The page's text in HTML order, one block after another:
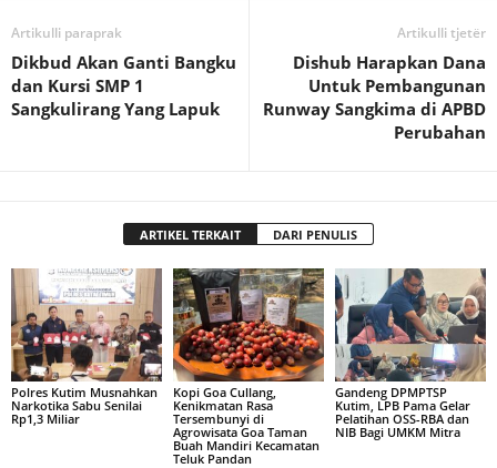
Artikulli paraprak
Dikbud Akan Ganti Bangku
dan Kursi SMP 1
Sangkulirang Yang Lapuk
Artikulli tjetër
Dishub Harapkan Dana
Untuk Pembangunan
Runway Sangkima di APBD
Perubahan
ARTIKEL TERKAIT DARI PENULIS
Polres Kutim Musnahkan
Narkotika Sabu Senilai
Rp1,3 Miliar
Kopi Goa Cullang,
Kenikmatan Rasa
Tersembunyi di
Agrowisata Goa Taman
Buah Mandiri Kecamatan
Teluk Pandan
Gandeng DPMPTSP
Kutim, LPB Pama Gelar
Pelatihan OSS-RBA dan
NIB Bagi UMKM Mitra